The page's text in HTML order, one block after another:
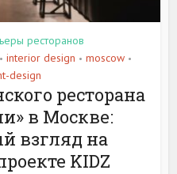
ресторанов
• interior design • moscow •
design
ресторана
в Москве:
взгляд на
KIDZ